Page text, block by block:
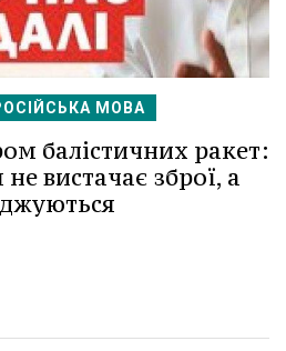
МОВА
балістичних ракет:
вистачає зброї, а